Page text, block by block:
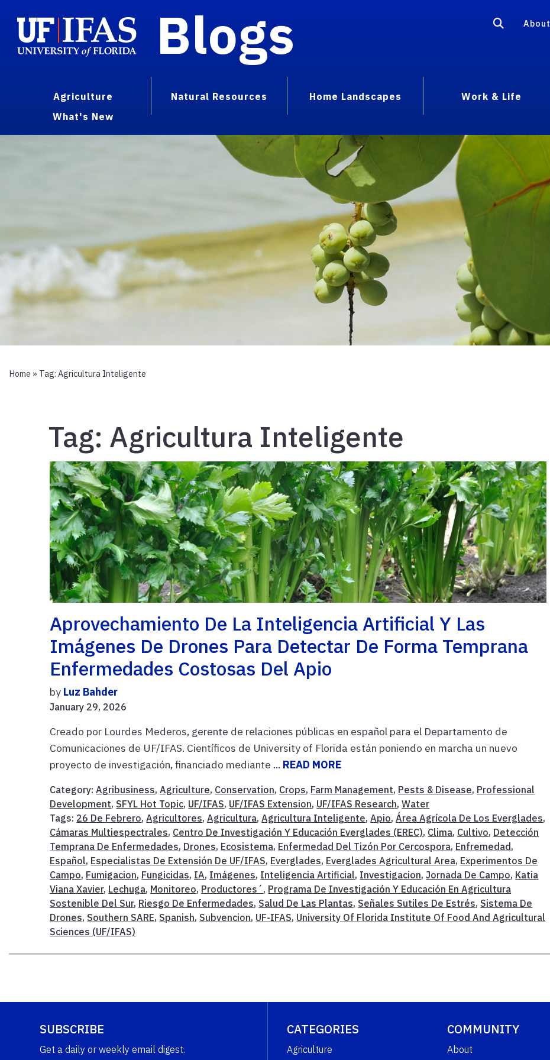
Blogs About
Agriculture Natural Resources Home Landscapes Work & Life
What's New
Home » Tag: Agricultura Inteligente
Tag: Agricultura Inteligente
Aprovechamiento De La Inteligencia Artificial Y Las
Imágenes De Drones Para Detectar De Forma Temprana
Enfermedades Costosas Del Apio
by Luz Bahder
January 29, 2026
Creado por Lourdes Mederos, gerente de relaciones públicas en español para el Departamento de
Comunicaciones de UF/IFAS. Científicos de University of Florida están poniendo en marcha un nuevo
proyecto de investigación, financiado mediante ... READ MORE
Category:Agribusiness,Agriculture, Conservation, Crops, Farm Management, Pests & Disease, Professional
Development, SFYL Hot Topic, UF/IFAS, UF/IFAS Extension, UF/IFAS Research,Water
Tags: 26 De Febrero,Agricultores,Agricultura,Agricultura Inteligente,Apio,Área Agrícola De Los Everglades,
Cámaras Multiespectrales, Centro De Investigación Y Educación Everglades (EREC), Clima, Cultivo, Detección
Temprana De Enfermedades, Drones, Ecosistema, Enfermedad Del Tizón Por Cercospora, Enfremedad,
Español, Especialistas De Extensión De UF/IFAS, Everglades, Everglades Agricultural Area, Experimentos De
Campo, Fumigacion, Fungicidas, IA, Imágenes, Inteligencia Artificial, Investigacion,Jornada De Campo, Katia
Viana Xavier, Lechuga, Monitoreo, Productores´ , Programa De Investigación Y Educación En Agricultura
Sostenible Del Sur, Riesgo De Enfermedades, Salud De Las Plantas, Señales Sutiles De Estrés, Sistema De
Drones, Southern SARE, Spanish, Subvencion, UF-IFAS, University Of Florida Institute Of Food And Agricultural
Sciences (UF/IFAS)
SUBSCRIBE
Get a daily or weekly email digest.
CATEGORIES
Agriculture
COMMUNITY
About